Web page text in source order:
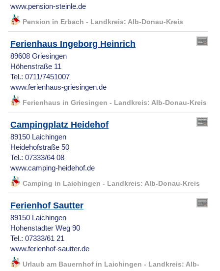
www.pension-steinle.de
Pension in Erbach - Landkreis: Alb-Donau-Kreis
Ferienhaus Ingeborg Heinrich
89608 Griesingen
Höhenstraße 11
Tel.: 0711/7451007
www.ferienhaus-griesingen.de
Ferienhaus in Griesingen - Landkreis: Alb-Donau-Kreis
Campingplatz Heidehof
89150 Laichingen
Heidehofstraße 50
Tel.: 07333/64 08
www.camping-heidehof.de
Camping in Laichingen - Landkreis: Alb-Donau-Kreis
Ferienhof Sautter
89150 Laichingen
Hohenstadter Weg 90
Tel.: 07333/61 21
www.ferienhof-sautter.de
Urlaub am Bauernhof in Laichingen - Landkreis: Alb-